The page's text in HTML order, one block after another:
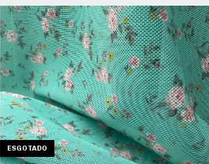
ESGOTADO